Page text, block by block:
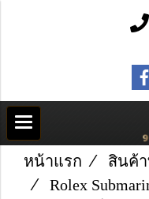
หน้าแรก สินค้
Rolex